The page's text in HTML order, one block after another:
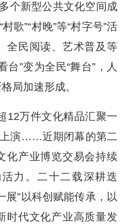
个新型公共文化空间成
歌”“村晚”等“村字号”活
全民阅读、艺术普及等
台”变为全民“舞台”，人
局加速形成。
12万件文化精品汇聚一
演……近期闭幕的第二
化产业博览交易会持续
力。二十二载深耕迭
展”以科创赋能传承，以
时代文化产业高质量发